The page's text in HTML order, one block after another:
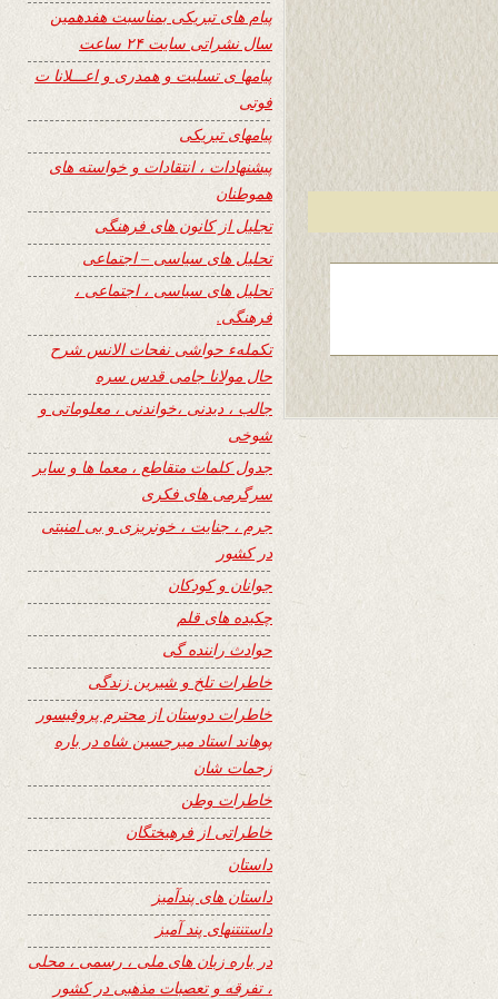
پیام های تبریکی بمناسبت هفدهمین
سال نشراتی سایت ۲۴ ساعت
پیامها ی تسلیت و همدری و اعـــلانا ت
فوتی
پیامهای تبریکی
پیشنهادات ، انتقادات و خواسته های
هموطنان
تجلیل از کانون های فرهنگی
تحلیل های سیاسی – اجتماعی
تحلیل های سیاسی ، اجتماعی ،
فرهنگی.
تکملهء حواشی نفحات الانس شرح
حال مولانا جامی قدس سره
جالب ، دیدنی ،خواندنی ، معلوماتی و
شوخی
جدول کلمات متقاطع ، معما ها و سایر
سرگرمی های فکری
جرم ، جنایت ، خونریزی و بی امنیتی
در کشور
جوانان و کودکان
چکیده های قلم
حوادث راننده گی
خاطرات تلخ و شیرین زندگی
خاطرات دوستان از محترم پروفیسور
پوهاند استاد میرحسین شاه در باره
زحمات شان
خاطرات وطن
خاطراتی از فرهیختگان
داستان
داستان های پندآمیز
داستنتنهای پند آمیز
در باره زبان های ملی ، رسمی ، محلی
، تفرقه و تعصبات مذهبی در کشور